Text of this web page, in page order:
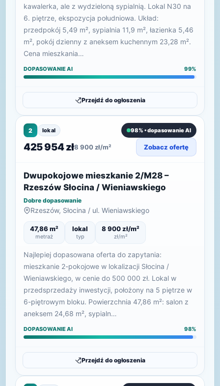
kawalerka, ale z wydzieloną sypialnią. Lokal N30 na
6. piętrze, ekspozycja południowa. Układ:
przedpokój 5,49 m², sypialnia 11,9 m², łazienka 5,46
m², pokój dzienny z aneksem kuchennym 23,28 m².
Cena mieszkania…
DOPASOWANIE AI 99%
Przejdź do ogłoszenia
2 lokal 98% • dopasowanie AI
425 954 zł8 900 zł/m² Zobacz ofertę
Dwupokojowe mieszkanie 2/M28 –
Rzeszów Słocina / Wieniawskiego
Dobre dopasowanie
Rzeszów, Słocina / ul. Wieniawskiego
47,86 m²
metraż
lokal
typ
8 900 zł/m²
zł/m²
Najlepiej dopasowana oferta do zapytania:
mieszkanie 2-pokojowe w lokalizacji Słocina /
Wieniawskiego, w cenie do 500 000 zł. Lokal w
przedsprzedaży inwestycji, położony na 5 piętrze w
6-piętrowym bloku. Powierzchnia 47,86 m²: salon z
aneksem 24,68 m², sypialn…
DOPASOWANIE AI 98%
Przejdź do ogłoszenia